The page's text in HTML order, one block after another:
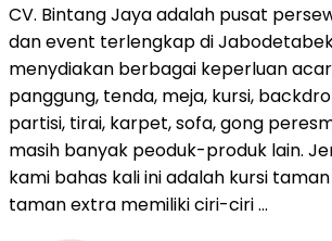
CV. Bintang Jaya adalah pusat
dan event terlengkap di
menydiakan berbagai keperluan
panggung, tenda, meja, kursi,
partisi, tirai, karpet, sofa, gong
masih banyak peoduk-produk lain.
kami bahas kali ini adalah kursi
taman extra memiliki ciri-ciri …